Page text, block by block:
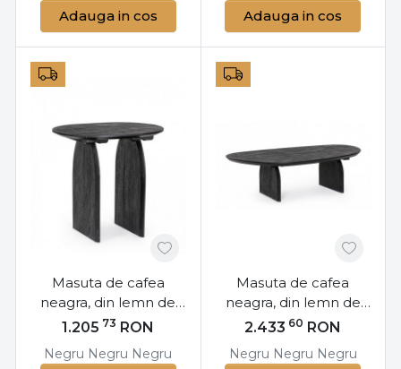
Adauga in cos Adauga in cos
Masuta de cafea
neagra, din lemn de
mango, 60x45x56 cm,
1.205 73 RON
Negru Negru Negru
Masuta de cafea
neagra, din lemn de
mango, 135x76x38 cm,
2.433 60 RON
Negru Negru Negru